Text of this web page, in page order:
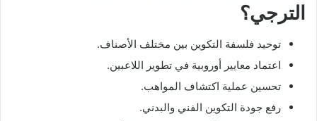
الترجي؟
توحيد فلسفة التكوين بين مختلف الأصناف.
اعتماد معايير أوروبية في تطوير اللاعبين.
تحسين عملية اكتشاف المواهب.
رفع جودة التكوين الفني والبدني.